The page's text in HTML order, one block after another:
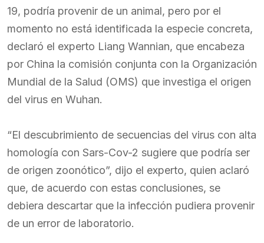
19, podría provenir de un animal, pero por el
momento no está identificada la especie concreta,
declaró el experto Liang Wannian, que encabeza
por China la comisión conjunta con la Organización
Mundial de la Salud (OMS) que investiga el origen
del virus en Wuhan.
“El descubrimiento de secuencias del virus con alta
homología con Sars-Cov-2 sugiere que podría ser
de origen zoonótico”, dijo el experto, quien aclaró
que, de acuerdo con estas conclusiones, se
debiera descartar que la infección pudiera provenir
de un error de laboratorio.